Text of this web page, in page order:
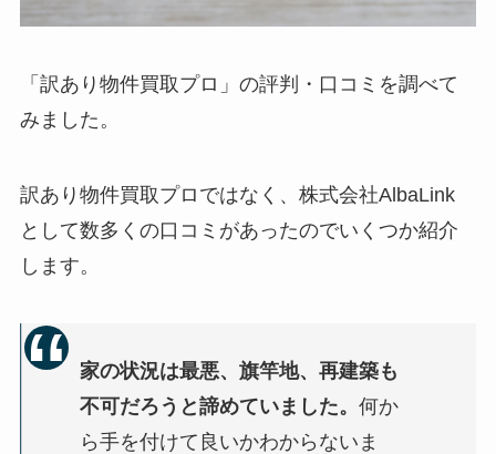
「訳あり物件買取プロ」の評判・口コミを調べて
みました。
訳あり物件買取プロではなく、株式会社AlbaLink
として数多くの口コミがあったのでいくつか紹介
します。
家の状況は最悪、旗竿地、再建築も
不可だろうと諦めていました。 何か
ら手を付けて良いかわからないま